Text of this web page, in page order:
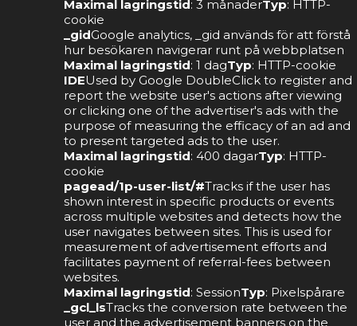
Maximal lagringstid: 3 månaderTyp: HTTP-
cookie
_gidGoogle analytics, _gid används för att förstå
hur besökaren navigerar runt på webbplatsen
Maximal lagringstid: 1 dagTyp: HTTP-cookie
IDEUsed by Google DoubleClick to register and
report the website user's actions after viewing
or clicking one of the advertiser's ads with the
purpose of measuring the efficacy of an ad and
to present targeted ads to the user.
Maximal lagringstid: 400 dagarTyp: HTTP-
cookie
pagead/1p-user-list/#Tracks if the user has
shown interest in specific products or events
across multiple websites and detects how the
user navigates between sites. This is used for
measurement of advertisement efforts and
facilitates payment of referral-fees between
websites.
Maximal lagringstid: SessionTyp: Pixelspårare
_gcl_lsTracks the conversion rate between the
user and the advertisement banners on the